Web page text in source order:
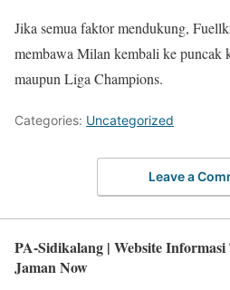
Jika semua faktor mendukung,
membawa Milan kembali ke puncak
maupun Liga Champions.
Categories: Uncategorized
Leave a
PA-Sidikalang | Website
Jaman Now